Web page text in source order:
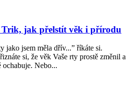
jak přelstít věk i přírodu
jako jsem měla dřív...” říkáte si.
si, že věk Vaše rty prostě změnil a
ochabuje. Nebo...